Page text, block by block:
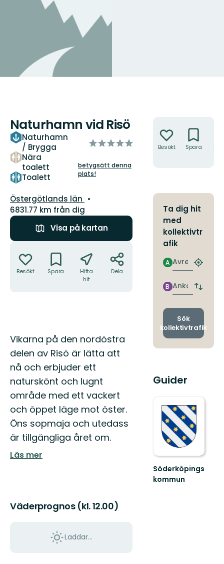
Naturhamn vid Risö
Naturhamn
/ Brygga
Nära
toalett
Toalett
av
stjärnor
betygsätt denna
plats!
Län:
Östergötlands län
6831.77 km från dig
Visa på kartan
Besökt Spara
Hitta
hit
Dela
Beskrivning
Vikarna på den nordöstra
delen av Risö är lätta att
nå och erbjuder ett
naturskönt och lugnt
område med ett vackert
och öppet läge mot öster.
Öns sopmaja och utedass
är tillgängliga året om.
Läs mer
Väderprognos (kl. 12.00)
Laddar...
Besökt Spara
Ta dig hit
med
kollektivtr
afik
Avresa
A
Hitta
Ankomst
B
Byt
och
Sök
kollektivtrafik
Guider
Söderköpings
kommun